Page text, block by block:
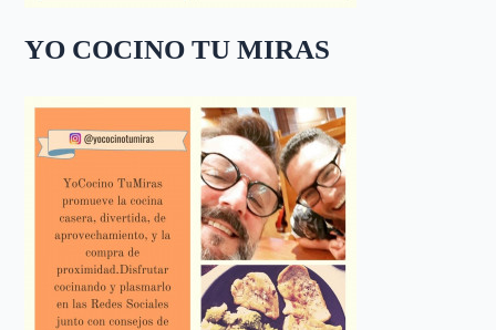
YO COCINO TU MIRAS